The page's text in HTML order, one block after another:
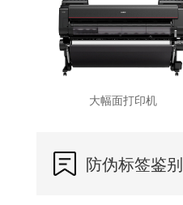
大幅面打印机
防伪标签鉴别